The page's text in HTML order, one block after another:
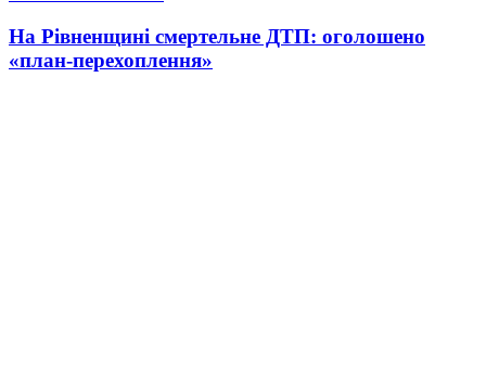
На Рівненщині смертельне ДТП: оголошено
«план-перехоплення»